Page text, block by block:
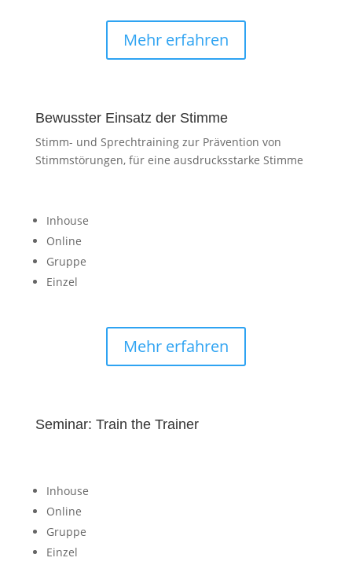
Mehr erfahren
Bewusster Einsatz der Stimme
Stimm- und Sprechtraining zur Prävention von
Stimmstörungen, für eine ausdrucksstarke Stimme
Inhouse
Online
Gruppe
Einzel
Mehr erfahren
Seminar: Train the Trainer
Inhouse
Online
Gruppe
Einzel